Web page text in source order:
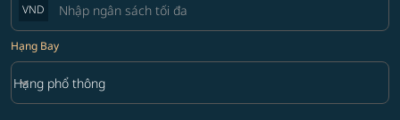
VND
Hạng Bay
Hạng Bay option Hạng phổ thông Selected
Hạng phổ thông
keyboard_arrow_down